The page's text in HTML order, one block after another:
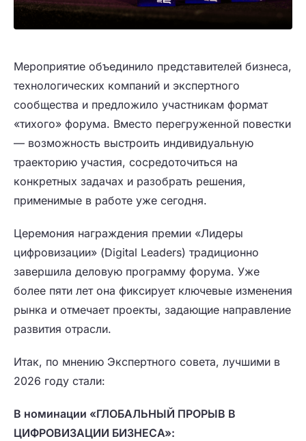
Мероприятие объединило представителей бизнеса,
технологических компаний и экспертного
сообщества и предложило участникам формат
«тихого» форума. Вместо перегруженной повестки
— возможность выстроить индивидуальную
траекторию участия, сосредоточиться на
конкретных задачах и разобрать решения,
применимые в работе уже сегодня.
Церемония награждения премии «Лидеры
цифровизации» (Digital Leaders) традиционно
завершила деловую программу форума. Уже
более пяти лет она фиксирует ключевые изменения
рынка и отмечает проекты, задающие направление
развития отрасли.
Итак, по мнению Экспертного совета, лучшими в
2026 году стали:
В номинации «ГЛОБАЛЬНЫЙ ПРОРЫВ В
ЦИФРОВИЗАЦИИ БИЗНЕСА»: